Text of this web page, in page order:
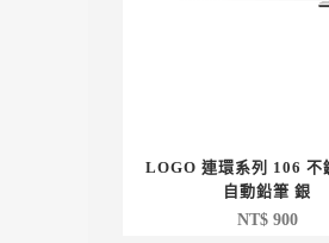
LOGO 連環系列 106 不
自動鉛筆 銀
NT$900